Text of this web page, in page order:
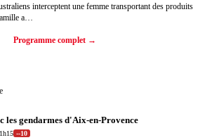
interceptent une femme transportant des produits
a…
Programme complet →
les gendarmes d'Aix-en-Provence
1h15 --10